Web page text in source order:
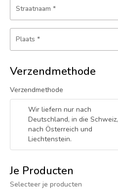
Straatnaam *
Plaats *
Verzendmethode
Verzendmethode
Wir liefern nur nach
Deutschland, in die Schweiz,
nach Österreich und
Liechtenstein.
Je Producten
Selecteer je producten